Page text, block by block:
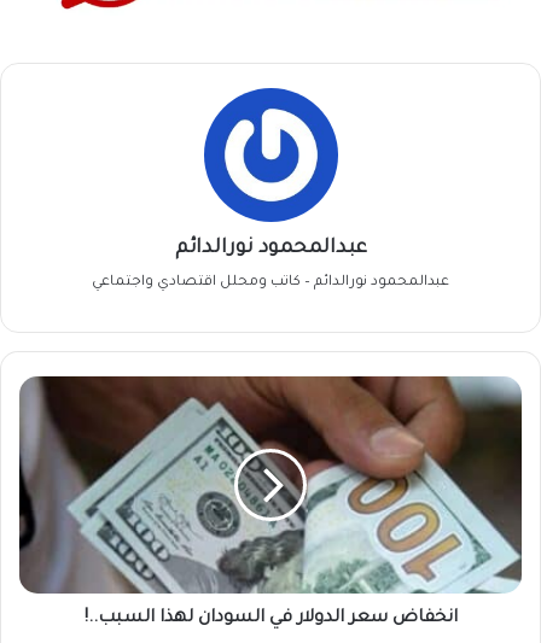
عبدالمحمود نورالدائم
عبدالمحمود نورالدائم – كاتب ومحلل اقتصادي واجتماعي
انخفاض
سعر
السبب..!
انخفاض سعر الدولار في السودان لهذا السبب..!